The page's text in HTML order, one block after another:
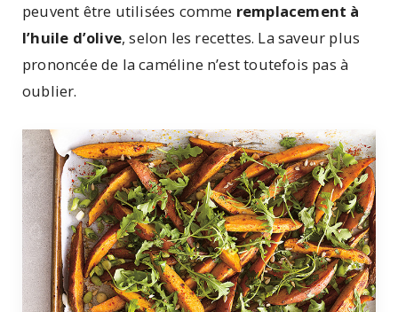
peuvent être utilisées comme remplacement à
l’huile d’olive, selon les recettes. La saveur plus
prononcée de la caméline n’est toutefois pas à
oublier.